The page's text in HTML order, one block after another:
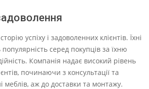
успіху і задоволенних клієнтів. Їхні
серед покупців за їхню
Компанія надає високий рівень
починаючи з консультації та
меблів, аж до доставки та монтажу.